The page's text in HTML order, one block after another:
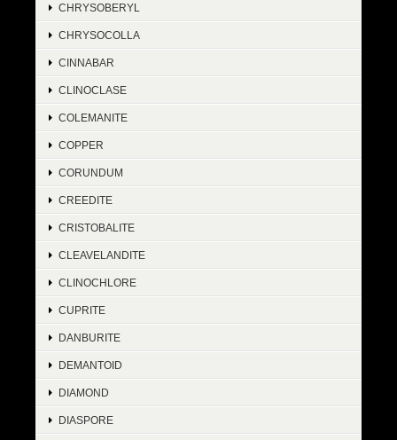
CHRYSOBERYL
CHRYSOCOLLA
CINNABAR
CLINOCLASE
COLEMANITE
COPPER
CORUNDUM
CREEDITE
CRISTOBALITE
CLEAVELANDITE
CLINOCHLORE
CUPRITE
DANBURITE
DEMANTOID
DIAMOND
DIASPORE